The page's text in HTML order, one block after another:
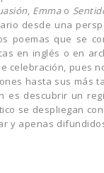
, Emmao
desde una
poemas que se
en inglés o en
celebración, pues
hasta sus más
es descubrir un
se despliegan
y apenas